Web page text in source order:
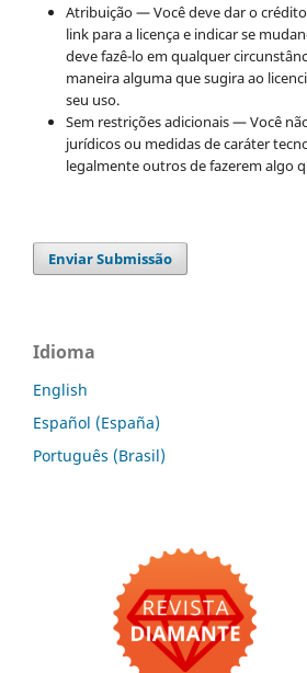
Atribuição — Você deve dar o
link para a licença e indicar se
deve fazê-lo em qualquer
maneira alguma que sugira ao
seu uso.
Sem restrições adicionais — Você
jurídicos ou medidas de caráter
legalmente outros de fazerem algo
Enviar Submissão
Idioma
English
Español (España)
Português (Brasil)